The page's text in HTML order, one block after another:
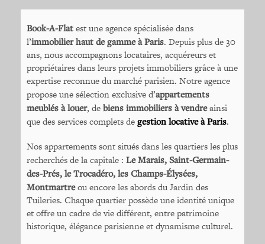
Book-A-Flatest une agence spécialisée dans
l’immobilier haut de gamme à Paris. Depuis plus de 30
ans, nous accompagnons locataires, acquéreurs et
propriétaires dans leurs projets immobiliers grâce à une
expertise reconnue du marché parisien. Notre agence
propose une sélection exclusive d’appartements
meublés à louer, de biens immobiliers à vendreainsi
que des services complets de gestion locative à Paris.
Nos appartements sont situés dans les quartiers les plus
recherchés de la capitale : Le Marais, Saint-Germain-
des-Prés, le Trocadéro, les Champs-Élysées,
Montmartreou encore les abords du Jardin des
Tuileries. Chaque quartier possède une identité unique
et offre un cadre de vie différent, entre patrimoine
historique, élégance parisienne et dynamisme culturel.